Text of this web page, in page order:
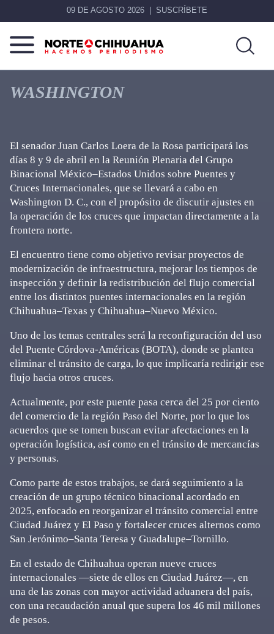
09 DE AGOSTO 2026 SUSCRÍBETE
Norte
De
Chihuahua
Más
que
noticias,
WASHINGTON
El senador Juan Carlos Loera de la Rosa participará los
días 8 y 9 de abril en la Reunión Plenaria del Grupo
Binacional México–Estados Unidos sobre Puentes y
Cruces Internacionales, que se llevará a cabo en
Washington D. C., con el propósito de discutir ajustes en
la operación de los cruces que impactan directamente a la
frontera norte.
El encuentro tiene como objetivo revisar proyectos de
modernización de infraestructura, mejorar los tiempos de
inspección y definir la redistribución del flujo comercial
entre los distintos puentes internacionales en la región
Chihuahua–Texas y Chihuahua–Nuevo México.
Uno de los temas centrales será la reconfiguración del uso
del Puente Córdova-Américas (BOTA), donde se plantea
eliminar el tránsito de carga, lo que implicaría redirigir ese
flujo hacia otros cruces.
Actualmente, por este puente pasa cerca del 25 por ciento
del comercio de la región Paso del Norte, por lo que los
acuerdos que se tomen buscan evitar afectaciones en la
operación logística, así como en el tránsito de mercancías
y personas.
Como parte de estos trabajos, se dará seguimiento a la
creación de un grupo técnico binacional acordado en
2025, enfocado en reorganizar el tránsito comercial entre
Ciudad Juárez y El Paso y fortalecer cruces alternos como
San Jerónimo–Santa Teresa y Guadalupe–Tornillo.
En el estado de Chihuahua operan nueve cruces
internacionales —siete de ellos en Ciudad Juárez—, en
una de las zonas con mayor actividad aduanera del país,
con una recaudación anual que supera los 46 mil millones
de pesos.